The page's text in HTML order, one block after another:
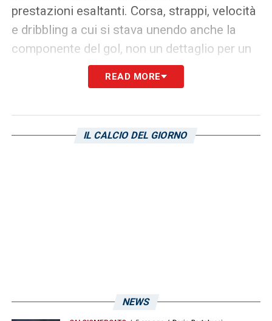
prestazioni esaltanti. Corsa, strappi, velocità
e dribbling a cui si stava unendo anche la
componente del gol, non un dettaglio per un
attaccante, che lo stavano consacrando al
grande calcio ma che si sono appannate
un Luvumbo poco brillante, mai realmente in
READ MORE
IL CALCIO DEL GIORNO
NEWS